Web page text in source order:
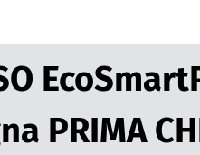
PRIMA